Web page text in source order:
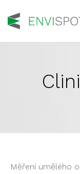
Měření umělého